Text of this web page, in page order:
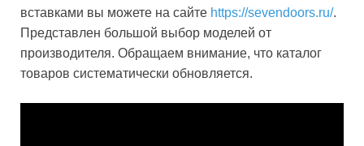
вставками вы можете на сайте https://sevendoors.ru/.
Представлен большой выбор моделей от
производителя. Обращаем внимание, что каталог
товаров систематически обновляется.